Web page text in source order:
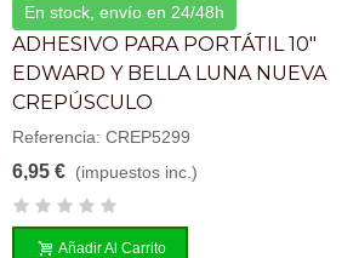
En stock, envío en 24/48h
ADHESIVO PARA PORTÁTIL 10"
EDWARD Y BELLA LUNA NUEVA
CREPÚSCULO
Referencia: CREP5299
6,95 € (impuestos inc.)
Añadir Al Carrito